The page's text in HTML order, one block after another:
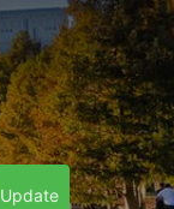
Update